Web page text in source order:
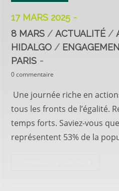
17 MARS 2025
8 MARS / ACTUALITÉ /
HIDALGO /
PARIS
0 commentaire
Une journée riche en
tous les fronts de l’égalité.
temps forts. Saviez-vous
représentent 53% de la